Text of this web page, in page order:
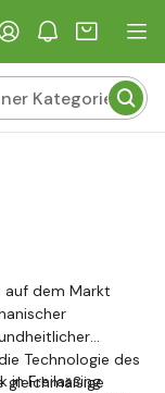
auf dem Markt
Technologie des
gleichmäßige
in Freilassing